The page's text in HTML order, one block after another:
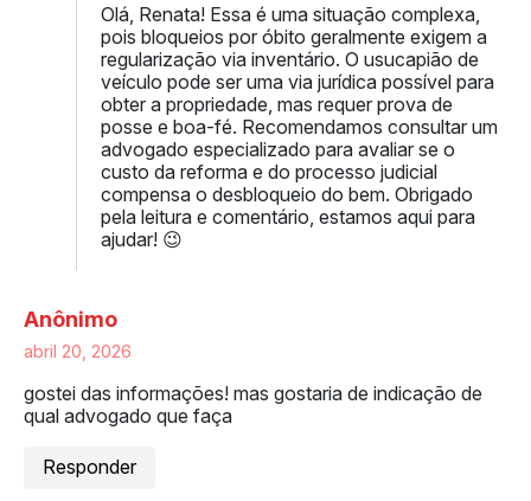
Olá, Renata! Essa é uma situação complexa,
pois bloqueios por óbito geralmente exigem a
regularização via inventário. O usucapião de
veículo pode ser uma via jurídica possível para
obter a propriedade, mas requer prova de
posse e boa-fé. Recomendamos consultar um
advogado especializado para avaliar se o
custo da reforma e do processo judicial
compensa o desbloqueio do bem. Obrigado
pela leitura e comentário, estamos aqui para
ajudar! 😉
Anônimo
abril 20, 2026
gostei das informações! mas gostaria de indicação de
qual advogado que faça
Responder